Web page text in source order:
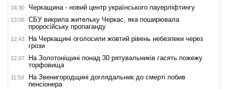
14:30 Черкащина - новий центр українського пауерліфтингу
13:06
СБУ викрила жительку Черкас, яка поширювала
проросійську пропаганду
12:43
На Черкащині оголосили жовтий рівень небезпеки через
грози
12:07
На Золотоніщині понад 30 рятувальників гасять пожежу
торфовища
11:59
На Звенигородщині доглядальник до смерті побив
пенсіонера